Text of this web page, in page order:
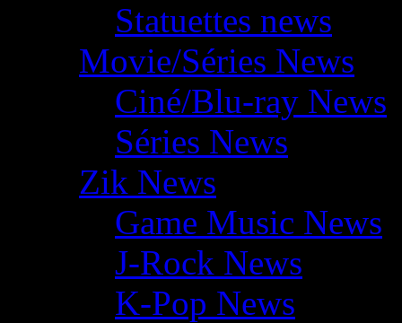
Statuettes news
Movie/Séries News
Ciné/Blu-ray News
Séries News
Zik News
Game Music News
J-Rock News
K-Pop News